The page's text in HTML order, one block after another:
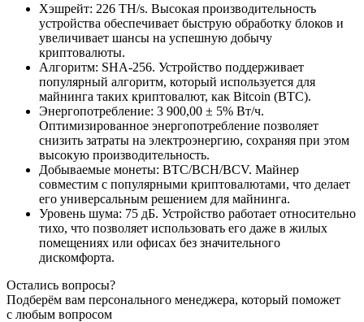
Хэшрейт: 226 TH/s. Высокая производительность
устройства обеспечивает быструю обработку блоков и
увеличивает шансы на успешную добычу
криптовалюты.
Алгоритм: SHA-256. Устройство поддерживает
популярный алгоритм, который используется для
майнинга таких криптовалют, как Bitcoin (BTC).
Энергопотребление: 3 900,00 ± 5% Вт/ч.
Оптимизированное энергопотребление позволяет
снизить затраты на электроэнергию, сохраняя при этом
высокую производительность.
Добываемые монеты: BTC/BCH/BCV. Майнер
совместим с популярными криптовалютами, что делает
его универсальным решением для майнинга.
Уровень шума: 75 дБ. Устройство работает относительно
тихо, что позволяет использовать его даже в жилых
помещениях или офисах без значительного
дискомфорта.
Остались вопросы?
Подберём вам персонального менеджера, который поможет
с любым вопросом